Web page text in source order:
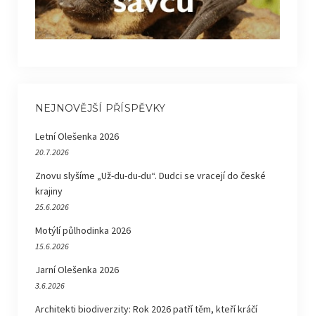
NEJNOVĚJŠÍ PŘÍSPĚVKY
Letní Olešenka 2026
20.7.2026
Znovu slyšíme „Už-du-du-du“. Dudci se vracejí do české
krajiny
25.6.2026
Motýlí půlhodinka 2026
15.6.2026
Jarní Olešenka 2026
3.6.2026
Architekti biodiverzity: Rok 2026 patří těm, kteří kráčí